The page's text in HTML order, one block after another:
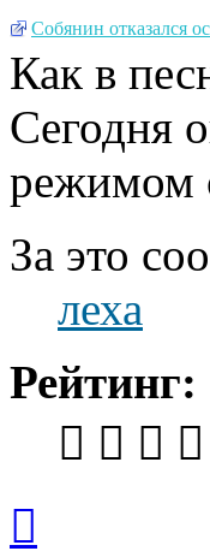
Собянин отказался
Как в
Сегодня
режимом
За это
леха
Рейтинг:
началу